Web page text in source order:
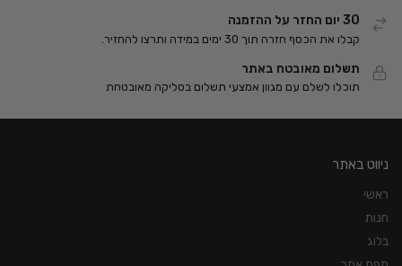
30 יום החזר על ההזמנה
קבלו את הכסף חזרה תוך 30 ימים במידה ותרצו להחזיר.
תשלום מאובטח באתר
תוכלו לשלם עם מגוון אמצעי תשלום בסליקה מאובטחת
ניווט באתר
ראשי
חנות
בלוג